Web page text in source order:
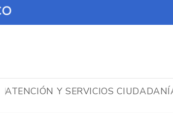
ATENCIÓN Y SERVICIOS